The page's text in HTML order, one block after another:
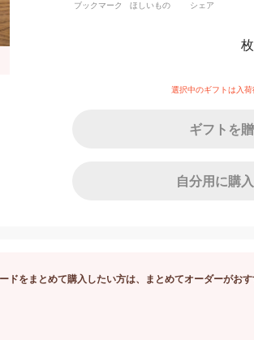
ブックマーク ほしいもの シェア
選択中のギフトは入
ギフトを
自分用に購
ドをまとめて購入したい方は、まとめてオーダーがおす